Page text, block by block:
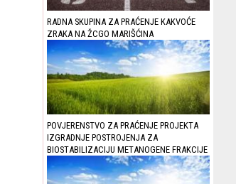
RADNA SKUPINA ZA PRAĆENJE KAKVOĆE
ZRAKA NA ŽCGO MARIŠĆINA
POVJERENSTVO ZA PRAĆENJE PROJEKTA
IZGRADNJE POSTROJENJA ZA
BIOSTABILIZACIJU METANOGENE FRAKCIJE